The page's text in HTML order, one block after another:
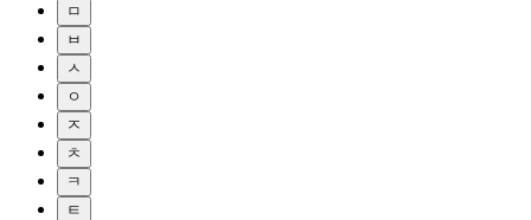
ㅁ
ㅂ
ㅅ
ㅇ
ㅈ
ㅊ
ㅋ
ㅌ